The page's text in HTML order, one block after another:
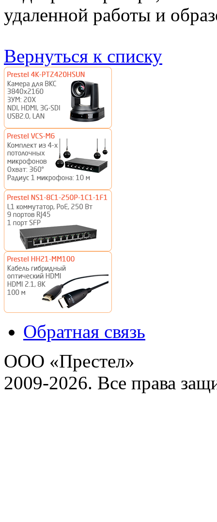
удаленной работы и
Вернуться к списку
Обратная связь
ООО «Престел»
2009-2026. Все права